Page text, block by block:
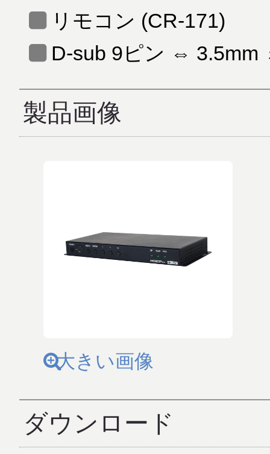
リモコン (CR-171)
D-sub 9ピン ⇔ 3.5mm
製品画像
大きい画像
ダウンロード